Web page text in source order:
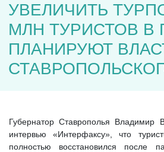
УВЕЛИЧИТЬ
МЛН ТУРИСТОВ В
ПЛАНИРУЮТ
Губернатор Ставрополья Владимир
интервью «Интерфаксу», что
полностью восстановился после